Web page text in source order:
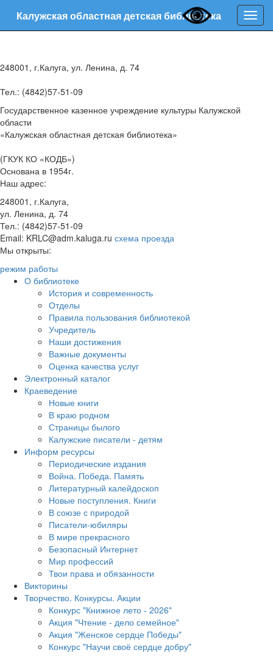
Калужская областная детская библиотека
248001, г.Калуга, ул. Ленина, д. 74
Тел.: (4842)57-51-09
Государственное казенное учреждение культуры Калужской
области
«Калужская областная детская библиотека»
(ГКУК КО «КОДБ»)
Основана в 1954г.
Наш адрес:
248001, г.Калуга,
ул. Ленина, д. 74
Тел.: (4842)57-51-09
Email: KRLC@adm.kaluga.ru схема проезда
Мы открыты:
режим работы
О библиотеке
История и современность
Отделы
Правила пользования библиотекой
Учредитель
Наши достижения
Важные документы
Оценка качества услуг
Электронный каталог
Краеведение
Новые книги
В краю родном
Страницы былого
Калужские писатели - детям
Информ ресурсы
Периодические издания
Война. Победа. Память
Литературный калейдоскоп
Новые поступления. Книги
В союзе с природой
Писатели-юбиляры
В мире прекрасного
Безопасный Интернет
Мир профессий
Твои права и обязанности
Викторины
Творчество. Конкурсы. Акции
Конкурс "Книжное лето - 2026"
Акция "Чтение - дело семейное"
Акция "Женское сердце Победы"
Конкурс "Научи своё сердце добру"